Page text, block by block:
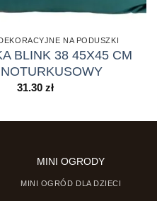
NA PODUSZKI
BLINK 38 45X45 CM
31.30zł
MINI OGRODY
MINI OGRÓD DLA DZIECI